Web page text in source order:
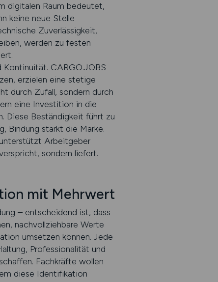
digitalen Raum bedeutet,
keine neue Stelle
Zuverlässigkeit,
werden zu festen
Kontinuität. CARGO.JOBS
erzielen eine stetige
durch Zufall, sondern durch
eine Investition in die
Diese Beständigkeit führt zu
Bindung stärkt die Marke.
Arbeitgeber
sondern liefert.
mit Mehrwert
– entscheidend ist, dass
nachvollziehbare Werte
umsetzen können. Jede
Professionalität und
Fachkräfte wollen
diese Identifikation